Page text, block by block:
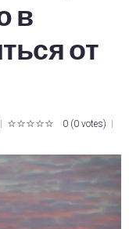
в
от
0 (0 votes)